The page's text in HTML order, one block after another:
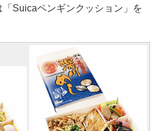
Suicaペンギンクッション」を